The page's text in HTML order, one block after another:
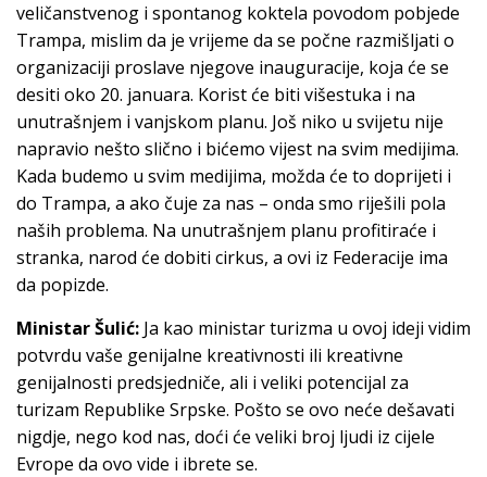
veličanstvenog i spontanog koktela povodom pobjede
Trampa, mislim da je vrijeme da se počne razmišljati o
organizaciji proslave njegove inauguracije, koja će se
desiti oko 20. januara. Korist će biti višestuka i na
unutrašnjem i vanjskom planu. Još niko u svijetu nije
napravio nešto slično i bićemo vijest na svim medijima.
Kada budemo u svim medijima, možda će to doprijeti i
do Trampa, a ako čuje za nas – onda smo riješili pola
naših problema. Na unutrašnjem planu profitiraće i
stranka, narod će dobiti cirkus, a ovi iz Federacije ima
da popizde.
Ministar Šulić: Ja kao ministar turizma u ovoj ideji vidim
potvrdu vaše genijalne kreativnosti ili kreativne
genijalnosti predsjedniče, ali i veliki potencijal za
turizam Republike Srpske. Pošto se ovo neće dešavati
nigdje, nego kod nas, doći će veliki broj ljudi iz cijele
Evrope da ovo vide i ibrete se.